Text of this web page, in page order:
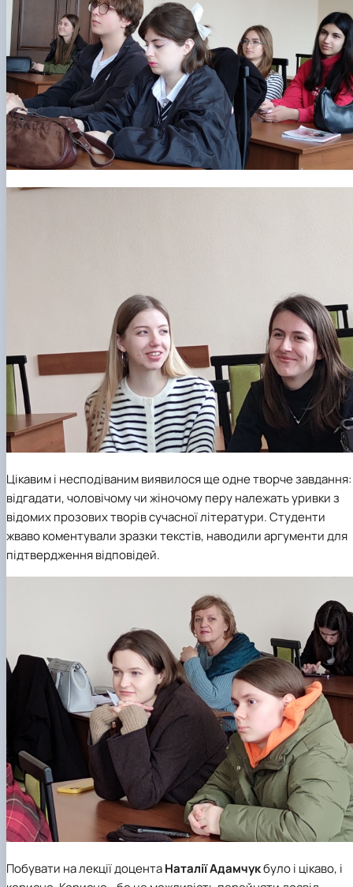
Цікавим і несподіваним виявилося ще одне творче завдання:
відгадати, чоловічому чи жіночому перу належать уривки з
відомих прозових творів сучасної літератури. Студенти
жваво коментували зразки текстів, наводили аргументи для
підтвердження відповідей.
Побувати на лекції доцентаНаталії Адамчукбуло і цікаво, і